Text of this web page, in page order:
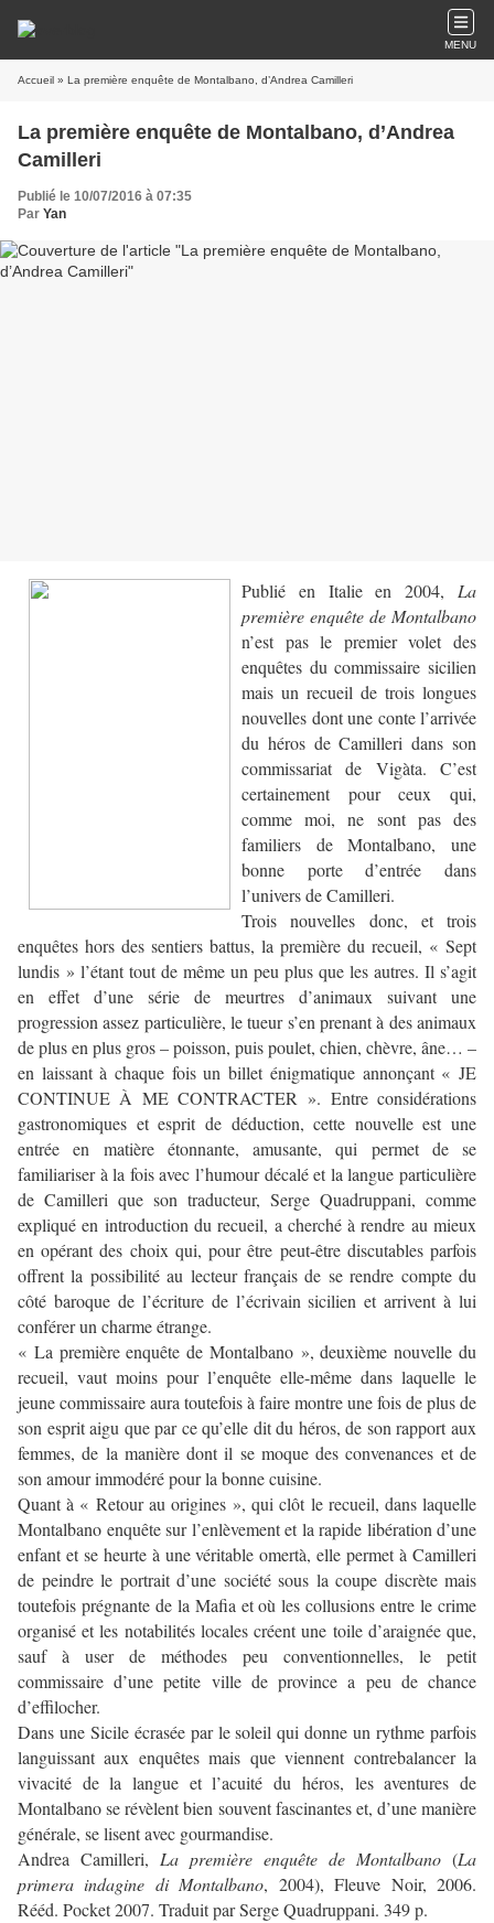
MENU
Accueil » La première enquête de Montalbano, d’Andrea Camilleri
La première enquête de Montalbano, d’Andrea
Camilleri
Publié le 10/07/2016 à 07:35
Par Yan
Publié en Italie en 2004, La
première enquête de Montalbano
n’est pas le premier volet des
enquêtes du commissaire sicilien
mais un recueil de trois longues
nouvelles dont une conte l’arrivée
du héros de Camilleri dans son
commissariat de Vigàta. C’est
certainement pour ceux qui,
comme moi, ne sont pas des
familiers de Montalbano, une
bonne porte d’entrée dans
l’univers de Camilleri.
Trois nouvelles donc, et trois
enquêtes hors des sentiers battus, la première du recueil, « Sept
lundis » l’étant tout de même un peu plus que les autres. Il s’agit
en effet d’une série de meurtres d’animaux suivant une
progression assez particulière, le tueur s’en prenant à des animaux
de plus en plus gros – poisson, puis poulet, chien, chèvre, âne… –
en laissant à chaque fois un billet énigmatique annonçant « JE
CONTINUE À ME CONTRACTER ». Entre considérations
gastronomiques et esprit de déduction, cette nouvelle est une
entrée en matière étonnante, amusante, qui permet de se
familiariser à la fois avec l’humour décalé et la langue particulière
de Camilleri que son traducteur, Serge Quadruppani, comme
expliqué en introduction du recueil, a cherché à rendre au mieux
en opérant des choix qui, pour être peut-être discutables parfois
offrent la possibilité au lecteur français de se rendre compte du
côté baroque de l’écriture de l’écrivain sicilien et arrivent à lui
conférer un charme étrange.
« La première enquête de Montalbano », deuxième nouvelle du
recueil, vaut moins pour l’enquête elle-même dans laquelle le
jeune commissaire aura toutefois à faire montre une fois de plus de
son esprit aigu que par ce qu’elle dit du héros, de son rapport aux
femmes, de la manière dont il se moque des convenances et de
son amour immodéré pour la bonne cuisine.
Quant à « Retour au origines », qui clôt le recueil, dans laquelle
Montalbano enquête sur l’enlèvement et la rapide libération d’une
enfant et se heurte à une véritable omertà, elle permet à Camilleri
de peindre le portrait d’une société sous la coupe discrète mais
toutefois prégnante de la Mafia et où les collusions entre le crime
organisé et les notabilités locales créent une toile d’araignée que,
sauf à user de méthodes peu conventionnelles, le petit
commissaire d’une petite ville de province a peu de chance
d’effilocher.
Dans une Sicile écrasée par le soleil qui donne un rythme parfois
languissant aux enquêtes mais que viennent contrebalancer la
vivacité de la langue et l’acuité du héros, les aventures de
Montalbano se révèlent bien souvent fascinantes et, d’une manière
générale, se lisent avec gourmandise.
Andrea Camilleri, La première enquête de Montalbano (La
primera indagine di Montalbano, 2004), Fleuve Noir, 2006.
Rééd. Pocket 2007. Traduit par Serge Quadruppani. 349 p.